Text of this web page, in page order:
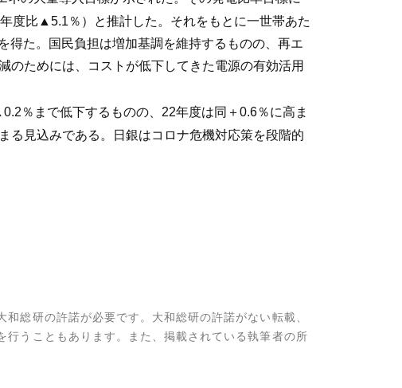
度比▲5.1％）と推計した。それをもとに一世帯あた
得た。国民負担は増加基調を維持するものの、再エ
のためには、コストが低下してきた電源の有効活用
％まで低下するものの、22年度は同＋0.6％に高ま
る見込みである。日銀はコロナ危機対応策を段階的
総研の許諾が必要です。大和総研の許諾がない転載、
うこともあります。また、掲載されている執筆者の所